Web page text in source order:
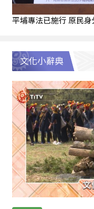
平埔專法已施行 原民
文化小辭典